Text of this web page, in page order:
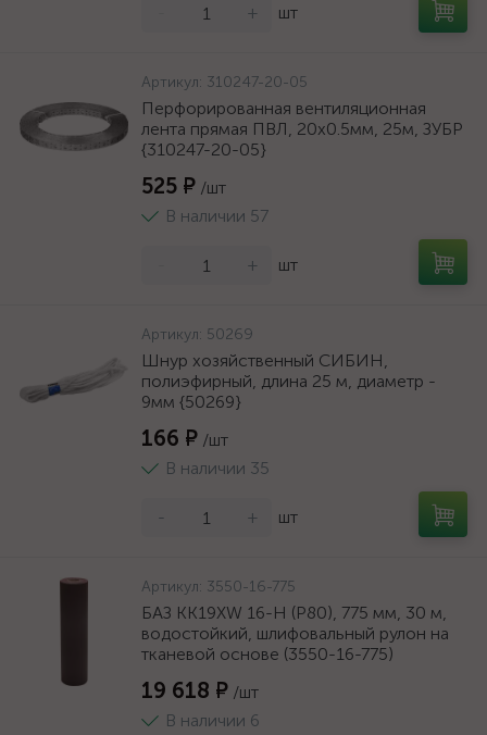
+ шт
Артикул: 310247-20-05
Перфорированная вентиляционная
лента прямая ПВЛ, 20х0.5мм, 25м, ЗУБР
{310247-20-05}
525 ₽ /шт
В наличии 57
+ шт
Артикул: 50269
Шнур хозяйственный СИБИН,
полиэфирный, длина 25 м, диаметр -
9мм {50269}
166 ₽ /шт
В наличии 35
- + шт
Артикул: 3550-16-775
БАЗ KK19XW 16-H (Р80), 775 мм, 30 м,
водостойкий, шлифовальный рулон на
тканевой основе (3550-16-775)
19 618 ₽ /шт
В наличии 6